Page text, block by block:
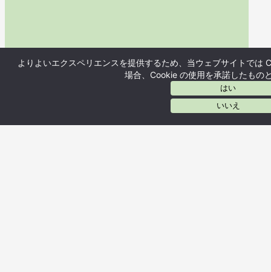
よりよいエクスペリエンスを提供するため、当ウェブサイトでは
場合、Cookie の使用を承諾したもの
はい
いいえ